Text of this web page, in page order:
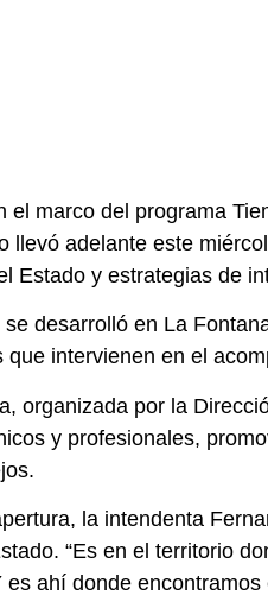
el marco del programa
llevó adelante este
Estado y estrategias de
se desarrolló en La
que intervienen en el
organizada por la
y profesionales,
la intendenta
“Es en el territorio
es ahí donde